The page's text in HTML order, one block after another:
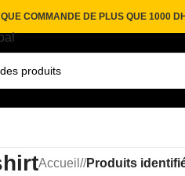
COMMANDE DE PLUS QUE 1000
Accueil / Produits